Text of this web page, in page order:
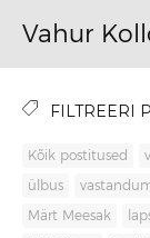
Vahur
FILTREERI
Kõik postitused
ülbus
Märt Meesak